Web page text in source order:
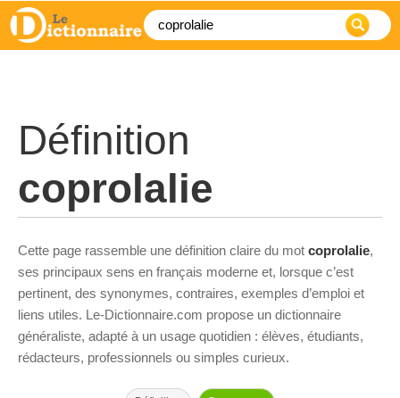
Définition
coprolalie
Cette page rassemble une définition claire du mot coprolalie,
ses principaux sens en français moderne et, lorsque c’est
pertinent, des synonymes, contraires, exemples d’emploi et
liens utiles. Le-Dictionnaire.com propose un dictionnaire
généraliste, adapté à un usage quotidien : élèves, étudiants,
rédacteurs, professionnels ou simples curieux.